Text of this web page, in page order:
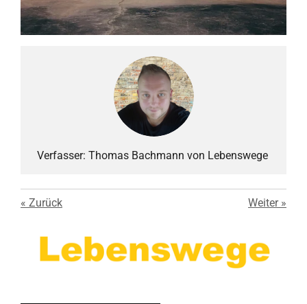
Verfasser: Thomas Bachmann von Lebenswege
« Zurück Weiter»